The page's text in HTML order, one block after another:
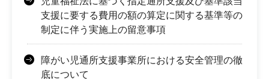
支援に要する費用の額の算定に関する基準等の
制定に伴う実施上の留意事項
障がい児通所支援事業所における安全管理の徹
底について